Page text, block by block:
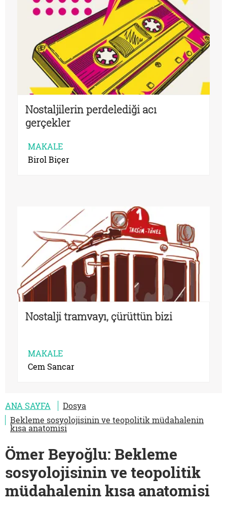
Nostaljilerin perdelediği acı
gerçekler
MAKALE
Birol Biçer
Nostalji tramvayı, çürüttün bizi
MAKALE
Cem Sancar
ANA SAYFA
Dosya
Bekleme sosyolojisinin ve teopolitik müdahalenin
kısa anatomisi
Ömer Beyoğlu: Bekleme
sosyolojisinin ve teopolitik
müdahalenin kısa anatomisi